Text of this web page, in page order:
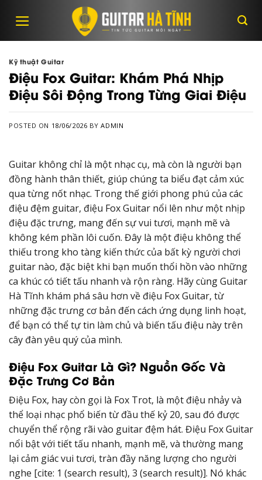
Kỹ thuật Guitar
Điệu Fox Guitar: Khám Phá Nhịp
Điệu Sôi Động Trong Từng Giai Điệu
POSTED ON 18/06/2026 BYADMIN
Guitar không chỉ là một nhạc cụ, mà còn là người bạn
đồng hành thân thiết, giúp chúng ta biểu đạt cảm xúc
qua từng nốt nhạc. Trong thế giới phong phú của các
điệu đệm guitar, điệu Fox Guitar nổi lên như một nhịp
điệu đặc trưng, mang đến sự vui tươi, mạnh mẽ và
không kém phần lôi cuốn. Đây là một điệu không thể
thiếu trong kho tàng kiến thức của bất kỳ người chơi
guitar nào, đặc biệt khi bạn muốn thổi hồn vào những
ca khúc có tiết tấu nhanh và rộn ràng. Hãy cùng Guitar
Hà Tĩnh khám phá sâu hơn về điệu Fox Guitar, từ
những đặc trưng cơ bản đến cách ứng dụng linh hoạt,
để bạn có thể tự tin làm chủ và biến tấu điệu này trên
cây đàn yêu quý của mình.
Điệu Fox Guitar Là Gì? Nguồn Gốc Và
Đặc Trưng Cơ Bản
Điệu Fox, hay còn gọi là Fox Trot, là một điệu nhảy và
thể loại nhạc phổ biến từ đầu thế kỷ 20, sau đó được
chuyển thể rộng rãi vào guitar đệm hát. Điệu Fox Guitar
nổi bật với tiết tấu nhanh, mạnh mẽ, và thường mang
lại cảm giác vui tươi, tràn đầy năng lượng cho người
nghe [cite: 1 (search result), 3 (search result)]. Nó khác